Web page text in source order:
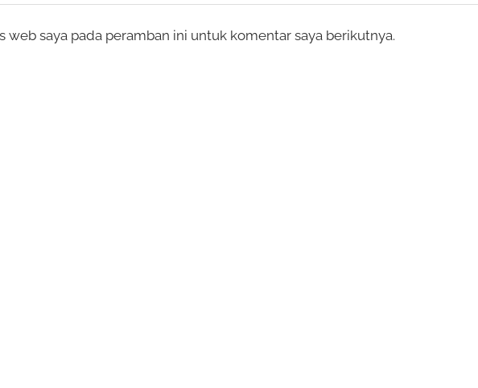
web saya pada peramban ini untuk komentar saya berikutnya.